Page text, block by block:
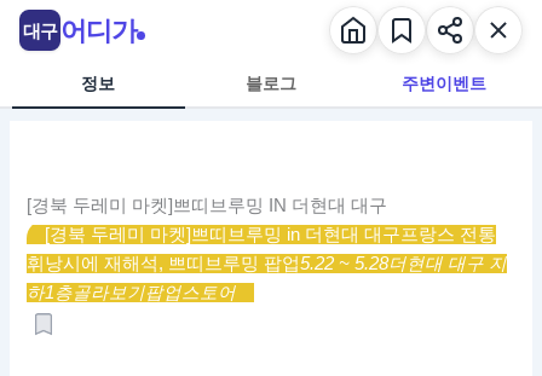
정보 블로그 주변이벤트
[경북 두레미 마켓]쁘띠브루밍 IN 더현대 대구
[경북 두레미 마켓]쁘띠브루밍 in 더현대 대구프랑스 전통
휘낭시에 재해석, 쁘띠브루밍 팝업5.22 ~ 5.28더현대 대구 지
하1층골라보기팝업스토어
대구 어디가